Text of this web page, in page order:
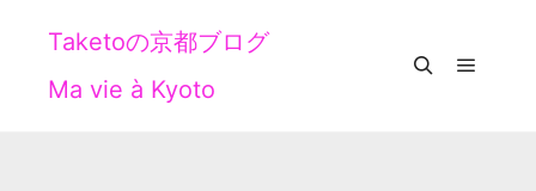
Taketoの京都ブログ
Ma vie à Kyoto